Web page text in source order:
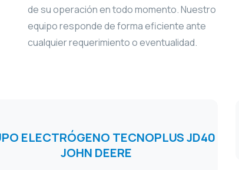
de su operación en todo momento. Nuestro
equipo responde de forma eficiente ante
cualquier requerimiento o eventualidad.
ELECTRÓGENO TECNOPLUS JD40
JOHN DEERE